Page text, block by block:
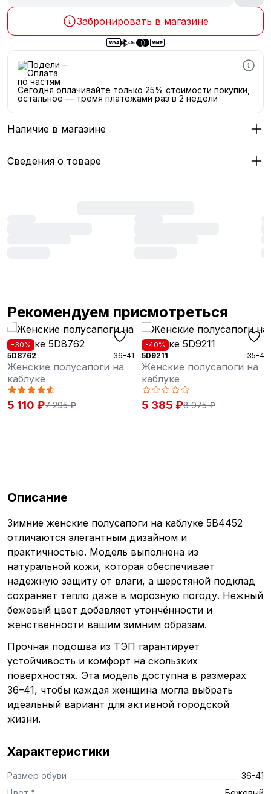
Забронировать в магазине
Сегодня оплачивайте только 25% стоимости покупки,
остальное — тремя платежами раз в 2 недели
Наличие в магазине
Сведения о товаре
Рекомендуем присмотреться
-30%
5D8762
36-41
Женские полусапоги на
каблуке
5 110 ₽7 295 ₽
-40%
5D9211
35-42
Женские полусапоги на
каблуке
5 385 ₽8 975 ₽
Описание
Зимние женские полусапоги на каблуке 5B4452
отличаются элегантным дизайном и
практичностью. Модель выполнена из
натуральной кожи, которая обеспечивает
надежную защиту от влаги, а шерстяной подклад
сохраняет тепло даже в морозную погоду. Нежный
бежевый цвет добавляет утончённости и
женственности вашим зимним образам.
Прочная подошва из ТЭП гарантирует
устойчивость и комфорт на скользких
поверхностях. Эта модель доступна в размерах
36–41, чтобы каждая женщина могла выбрать
идеальный вариант для активной городской
жизни.
Характеристики
Размер обуви
36-41